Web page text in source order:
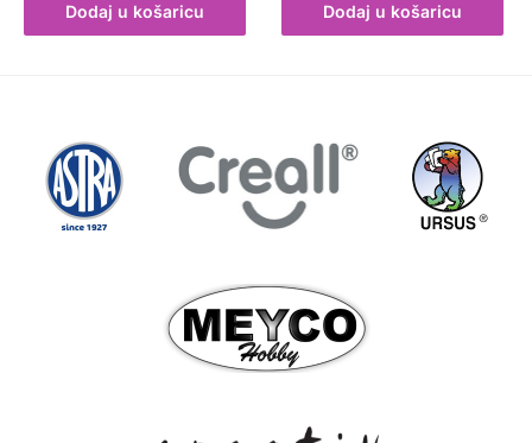
Dodaj u košaricu Dodaj u košaricu